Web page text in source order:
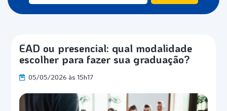
EAD ou presencial: qual modalidade
escolher para fazer sua graduação?
05/05/2026 às 15h17